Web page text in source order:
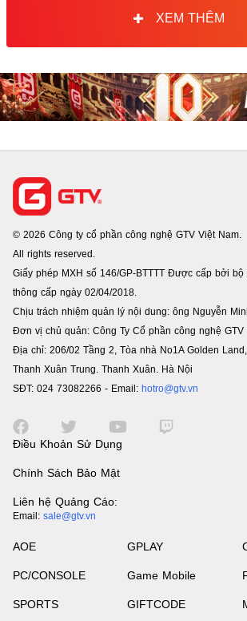
XEM THÊM
© 2026 Công ty cổ phần công nghệ GTV Việt Nam.
All rights reserved.
Giấy phép MXH số 146/GP-BTTTT Được cấp bởi bộ
thông cấp ngày 02/04/2018.
Chịu trách nhiệm quản lý nội dung: ông Nguyễn
Đơn vị chủ quản: Công Ty Cổ phần công nghệ GTV
Địa chỉ: 206/02 Tầng 2, Tòa nhà No1A Golden
Thanh Xuân Trung. Thanh Xuân. Hà Nội
SĐT: 024 73082266 - Email: hotro@gtv.vn
Điều Khoản Sử Dụng
Chính Sách Bảo Mật
Liên hệ Quảng Cáo:
Email: sale@gtv.vn
AOE
PC/CONSOLE
SPORTS
GPLAY
Game Mobile
GIFTCODE